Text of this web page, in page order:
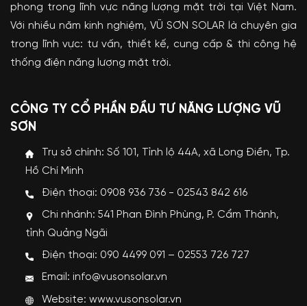
phong trong lĩnh vực năng lượng mặt trời tại Việt Nam.
Với nhiều năm kinh nghiệm, VŨ SƠN SOLAR là chuyên gia
trong lĩnh vực: tư vấn, thiết kế, cung cấp & thi công hệ
thống điện năng lượng mặt trời.
CÔNG TY CỔ PHẦN ĐẦU TƯ NĂNG LƯỢNG VŨ
SƠN
Trụ sở chính: Số 101, Tỉnh lộ 44A, xã Long Điền, Tp.
Hồ Chí Minh
Điện thoại: 0908 936 736 - 02543 842 616
Chi nhánh: 541 Phan Đình Phùng, P. Cẩm Thành,
tỉnh Quảng Ngãi
Điện thoại: 090 4499 091 – 02553 726 727
Email: info@vusonsolar.vn
Website:www.vusonsolar.vn